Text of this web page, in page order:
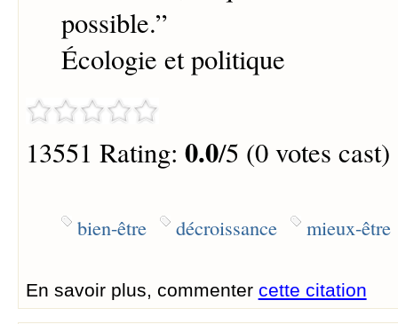
possible.”
Écologie et politique
13551 Rating: 0.0/5 (0 votes cast)
bien-être décroissance mieux-être
En savoir plus, commenter cette citation